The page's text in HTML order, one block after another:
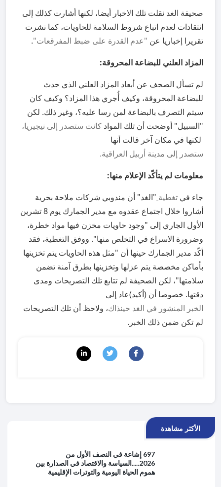
صحيفة الغد نقلت تلك الاخبار أيضا، لكنها أشارت كذلك إلى
انتقادات لعدم اتباع شروط السلامة للحاويات، كما نشرت
تقريرا إخباريا عن "عدم القدرة على ضبط المفرقعات"
.
المزاد العلني للبضاعة المحروقة:
لم تسأل الصحف عن أبعاد المزاد العلني الذي حدث
للبضاعة المحروقة، وكيف أُجري هذا المزاد؟ وكيف كان
سيتم التصرف بالبضاعة لمن رسا عليه؟، وغير ذلك. لكن
"السبيل" أوضحت أن تلك المواد كانت ستصدر إلى نيجيريا،
لكنها في مكان آخر قالت أنها
ستصدر إلى مدينة أربيل العراقية.
معلومات لم يتأكّد الإعلام منها:
جاء في تغطية "الغد" أن مندوبي شركات ملاحة بحرية
أشاروا خلال اجتماع عقدوه مع مدير الجمارك يوم 8 تشرين
الأول الجاري إلى "وجود حاويات مخزن فيها مواد خطرة،
وضرورة الاسراع في التخلص منها". ووفق التغطية، فقد
أكّد مدير الجمارك حينها أن "مثل هذه الحاويات يتم تخزينها
بأماكن مخصصة يتم عزلها وتخزينها بطرق آمنة تضمن
سلامتها"، لكن الصحيفة لم تتابع تلك التصريحات ومدى
دقتها. خصوصا أن (أكيد)عاد إلى
الخبر المنشور في الغد حينذاك، ولاحظ أن تلك التصريحات
لم تكن ضمن ذلك الخبر.
الأكثر مشاهدة
697 إشاعة في النصف الأول من
2026.....السياسة والاقتصاد في الصدارة بين
هموم الحياة اليومية والتوترات الإقليمية